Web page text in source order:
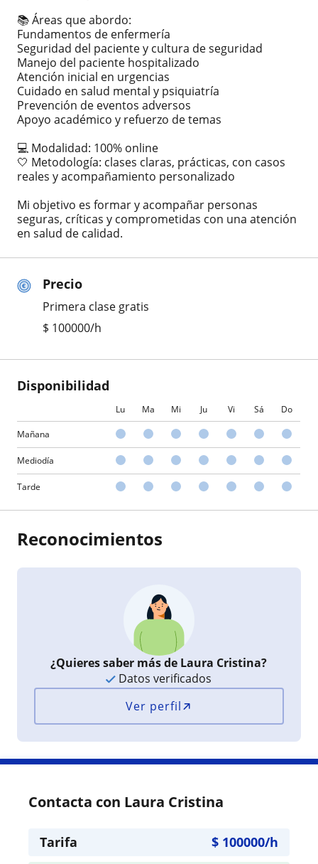
Precio
Primera clase gratis
$ 100000/h
Disponibilidad
Lu Ma Mi Ju Vi Sá Do
Mañana
Mediodía
Tarde
📚 Áreas que abordo:
Fundamentos de enfermería
Seguridad del paciente y cultura de seguridad
Manejo del paciente hospitalizado
Atención inicial en urgencias
Cuidado en salud mental y psiquiatría
Prevención de eventos adversos
Apoyo académico y refuerzo de temas
💻 Modalidad: 100% online
🤍 Metodología: clases claras, prácticas, con casos
reales y acompañamiento personalizado
Mi objetivo es formar y acompañar personas
seguras, críticas y comprometidas con una atención
en salud de calidad.
Reconocimientos
¿Quieres saber más de Laura Cristina?
Datos verificados
Ver perfil
Contacta con Laura Cristina
Tarifa $ 100000/h